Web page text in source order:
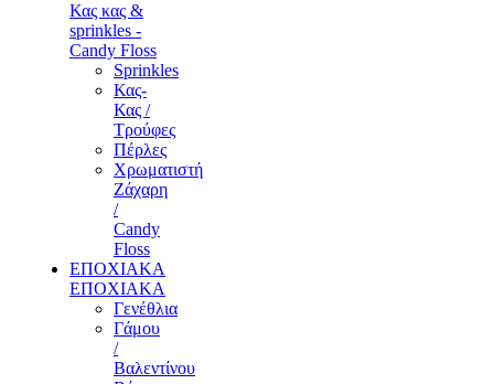
Κας κας &
sprinkles -
Candy Floss
Sprinkles
Κας-
Κας /
Τρούφες
Πέρλες
Χρωματιστή
Ζάχαρη
/
Candy
Floss
ΕΠΟΧΙΑΚΑ
ΕΠΟΧΙΑΚΑ
Γενέθλια
Γάμου
/
Βαλεντίνου